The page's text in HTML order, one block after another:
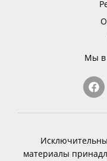
Мы в
материалы